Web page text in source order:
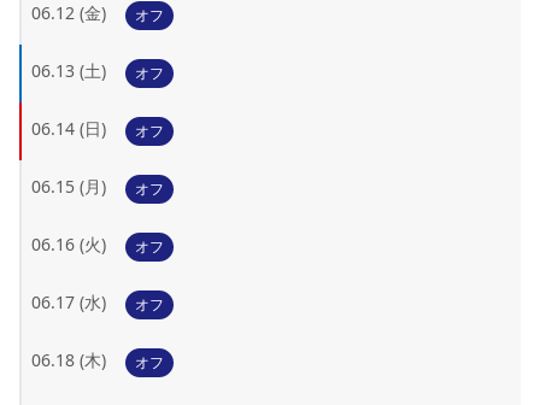
06.12 (金) オフ
06.13 (土) オフ
06.14 (日) オフ
06.15 (月) オフ
06.16 (火) オフ
06.17 (水) オフ
06.18 (木) オフ